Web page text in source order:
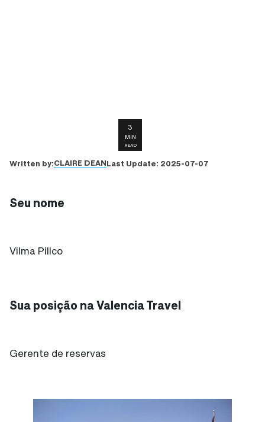
3
MIN
READ
Written by:CLAIRE DEANLast Update: 2025-07-07
Seu nome
Vilma Pillco
Sua posição na Valencia Travel
Gerente de reservas